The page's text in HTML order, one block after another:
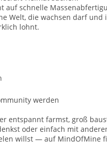
auf schnelle
Welt, die wachsen darf und
lohnt.
werden
entspannt farmst, groß
oder einfach mit
willst — auf MindOfMine